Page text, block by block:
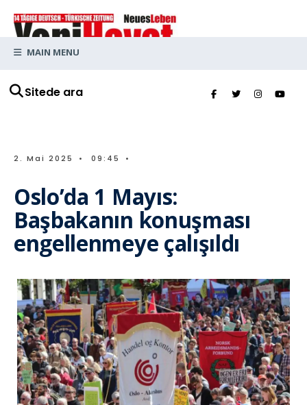
Sitede ara
MAIN MENU
2. Mai 2025 • 09:45 •
Oslo’da 1 Mayıs:
Başbakanın konuşması
engellenmeye çalışıldı